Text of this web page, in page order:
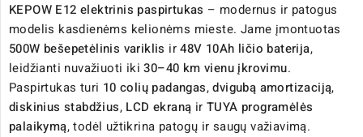
KEPOW E12 elektrinis paspirtukas – modernus ir patogus
modelis kasdienėms kelionėms mieste. Jame įmontuotas
500W bešepetėlinis variklis ir48V 10Ah ličio baterija,
leidžianti nuvažiuoti iki30–40 km vienu įkrovimu.
Paspirtukas turi 10 colių padangas,dvigubą amortizaciją,
diskinius stabdžius, LCD ekraną irTUYA programėlės
palaikymą, todėl užtikrina patogų ir saugų važiavimą.